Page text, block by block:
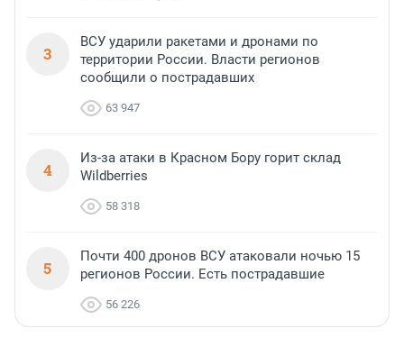
3
ВСУ ударили ракетами и дронами по
территории России. Власти регионов
сообщили о пострадавших
63 947
4
Из-за атаки в Красном Бору горит склад
Wildberries
58 318
5
Почти 400 дронов ВСУ атаковали ночью 15
регионов России. Есть пострадавшие
56 226